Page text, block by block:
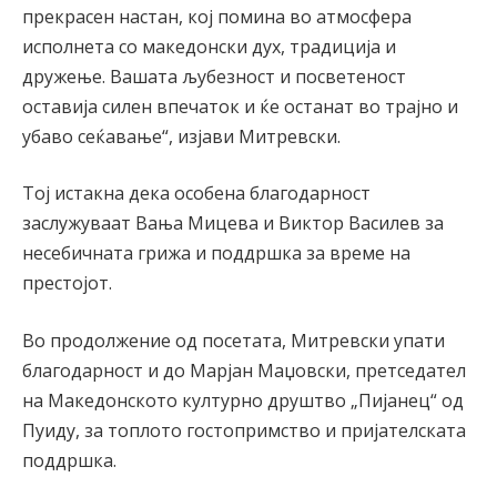
прекрасен настан, кој помина во атмосфера
исполнета со македонски дух, традиција и
дружење. Вашата љубезност и посветеност
оставија силен впечаток и ќе останат во трајно и
убаво сеќавање“, изјави Митревски.
Тој истакна дека особена благодарност
заслужуваат Вања Мицева и Виктор Василев за
несебичната грижа и поддршка за време на
престојот.
Во продолжение од посетата, Митревски упати
благодарност и до Марјан Маџовски, претседател
на Македонското културно друштво „Пијанец“ од
Пуиду, за топлото гостопримство и пријателската
поддршка.